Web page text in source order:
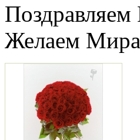
Желаем